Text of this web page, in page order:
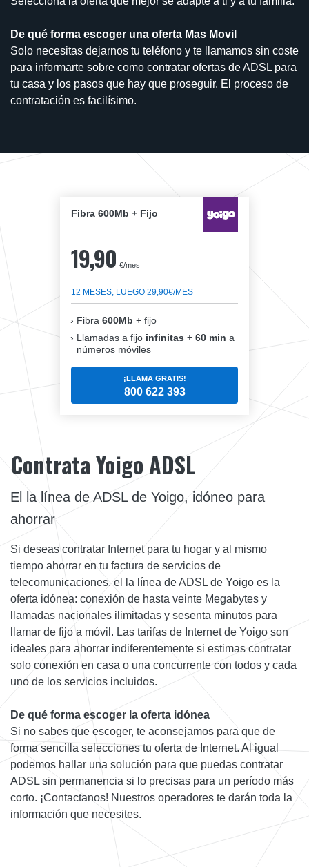
De qué forma escoger una oferta Mas Movil
Solo necesitas dejarnos tu teléfono y te llamamos sin coste
para informarte sobre como contratar ofertas de ADSL para
tu casa y los pasos que hay que proseguir. El proceso de
contratación es facilísimo.
Fibra 600Mb + Fijo
19,90 €/mes
12 MESES, LUEGO 29,90€/MES
Fibra 600Mb + fijo
Llamadas a fijo infinitas + 60 min a
números móviles
¡LLAMA GRATIS!
800 622 393
Contrata Yoigo ADSL
El la línea de ADSL de Yoigo, idóneo para
ahorrar
Si deseas contratar Internet para tu hogar y al mismo
tiempo ahorrar en tu factura de servicios de
telecomunicaciones, el la línea de ADSL de Yoigo es la
oferta idónea: conexión de hasta veinte Megabytes y
llamadas nacionales ilimitadas y sesenta minutos para
llamar de fijo a móvil. Las tarifas de Internet de Yoigo son
ideales para ahorrar indiferentemente si estimas contratar
solo conexión en casa o una concurrente con todos y cada
uno de los servicios incluidos.
De qué forma escoger la oferta idónea
Si no sabes que escoger, te aconsejamos para que de
forma sencilla selecciones tu oferta de Internet. Al igual
podemos hallar una solución para que puedas contratar
ADSL sin permanencia si lo precisas para un período más
corto. ¡Contactanos! Nuestros operadores te darán toda la
información que necesites.